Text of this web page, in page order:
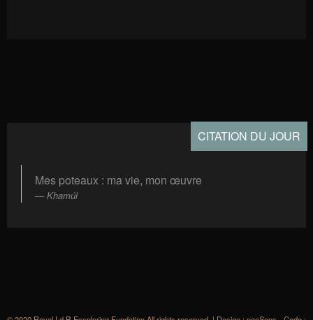
CITATION DU JOUR
Mes poteaux : ma vie, mon œuvre
Khamúl